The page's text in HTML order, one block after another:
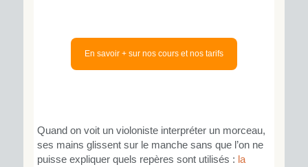
En savoir + sur nos cours et nos tarifs
Quand on voit un violoniste interpréter un morceau,
ses mains glissent sur le manche sans que l’on ne
puisse expliquer quels repères sont utilisés : la